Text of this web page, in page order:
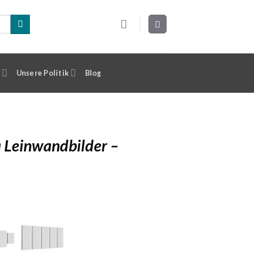
Unsere Politik Blog
–